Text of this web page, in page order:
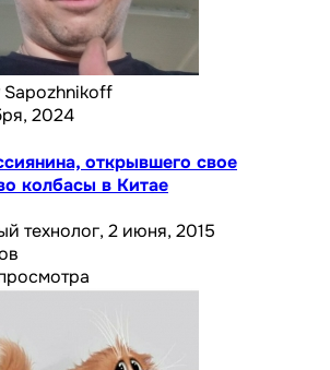
2024
открывшего свое
колбасы в Китае
технолог, 2 июня, 2015